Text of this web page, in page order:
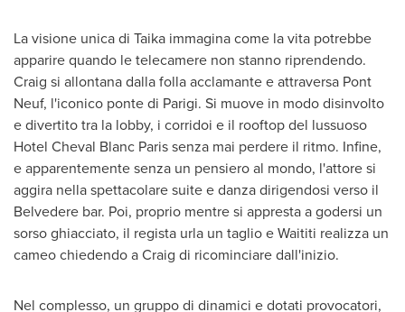
La visione unica di Taika immagina come la vita potrebbe
apparire quando le telecamere non stanno riprendendo.
Craig si allontana dalla folla acclamante e attraversa Pont
Neuf, l'iconico ponte di Parigi. Si muove in modo disinvolto
e divertito tra la lobby, i corridoi e il rooftop del lussuoso
Hotel Cheval Blanc Paris senza mai perdere il ritmo. Infine,
e apparentemente senza un pensiero al mondo, l'attore si
aggira nella spettacolare suite e danza dirigendosi verso il
Belvedere bar. Poi, proprio mentre si appresta a godersi un
sorso ghiacciato, il regista urla un taglio e Waititi realizza un
cameo chiedendo aCraig di ricominciare dall'inizio.
Nel complesso, un gruppo di dinamici e dotati provocatori,